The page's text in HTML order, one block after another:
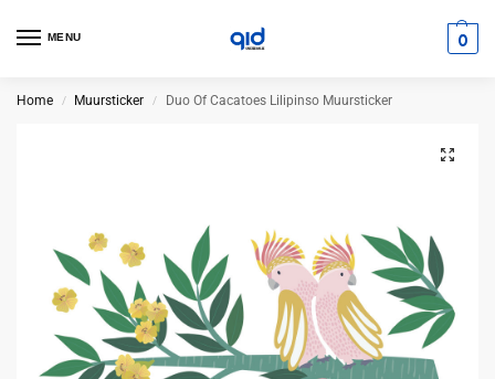
MENU 0
Home / Muursticker / Duo Of Cacatoes Lilipinso Muursticker